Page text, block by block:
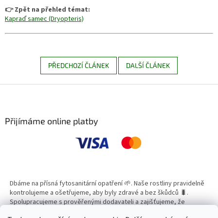
👉 Zpět na přehled témat:
Kapraď samec (Dryopteris)
PŘEDCHOZÍ ČLÁNEK DALŠÍ ČLÁNEK
Přijímáme online platby
Dbáme na přísná fytosanitární opatření 🌱. Naše rostliny pravidelně
kontrolujeme a ošetřujeme, aby byly zdravé a bez škůdců 🐛.
Spolupracujeme s prověřenými dodavateli a zajišťujeme, že